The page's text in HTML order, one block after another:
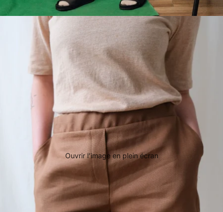
Ouvrir l’image en plein écran